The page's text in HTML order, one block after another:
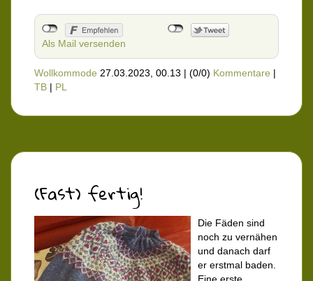
Als Mail versenden
Wollkommode 27.03.2023, 00.13 | (0/0) Kommentare |
TB | PL
(Fast) fertig!
Die Fäden sind
noch zu vernähen
und danach darf
er erstmal baden.